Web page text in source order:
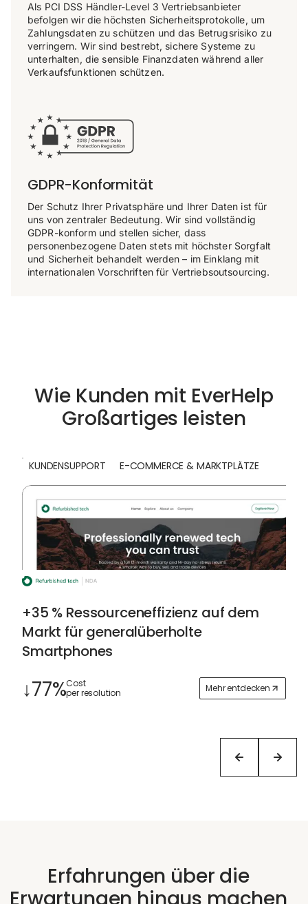
Als PCI DSS Händler-Level 3 Vertriebsanbieter
befolgen wir die höchsten Sicherheitsprotokolle, um
Zahlungsdaten zu schützen und das Betrugsrisiko zu
verringern. Wir sind bestrebt, sichere Systeme zu
unterhalten, die sensible Finanzdaten während aller
Verkaufsfunktionen schützen.
GDPR-Konformität
Der Schutz Ihrer Privatsphäre und Ihrer Daten ist für
uns von zentraler Bedeutung. Wir sind vollständig
GDPR-konform und stellen sicher, dass
personenbezogene Daten stets mit höchster Sorgfalt
und Sicherheit behandelt werden – im Einklang mit
internationalen Vorschriften für Vertriebsoutsourcing.
Wie Kunden mit EverHelp
Großartiges leisten
KUNDENSUPPORT E-COMMERCE & MARKTPLÄTZE
+35 % Ressourceneffizienz auf dem
Markt für generalüberholte
Smartphones
↓77%Cost
per resolution
Mehr entdecken
Erfahrungen über die